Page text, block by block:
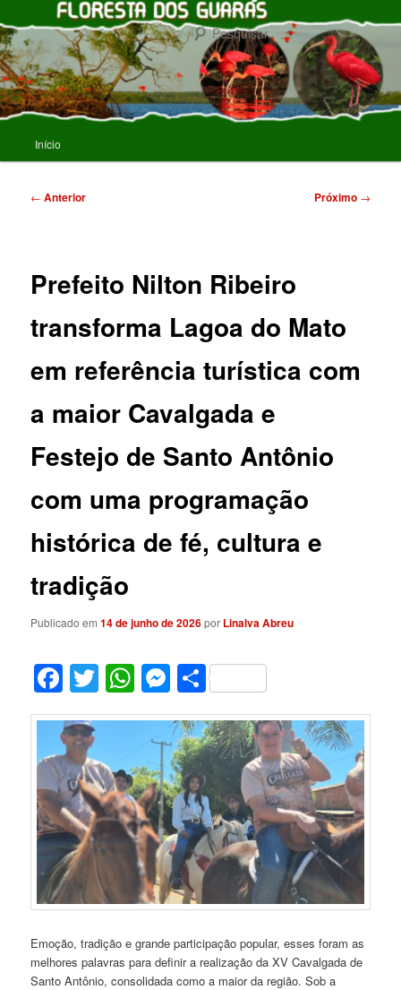
para
o
conteúdo
principalFLORESTA DOS GUARAS
principal
Início
Navegação
← Anterior Próximo →
Prefeito Nilton Ribeiro
transforma Lagoa do Mato
em referência turística com
a maior Cavalgada e
Festejo de Santo Antônio
com uma programação
histórica de fé, cultura e
tradição
Publicado em14 de junho de 2026por Linalva Abreu
Facebook
Twitter
WhatsApp
Messenger
Share
Emoção, tradição e grande participação popular, esses foram as
melhores palavras para definir a realização da XV Cavalgada de
Santo Antônio, consolidada como a maior da região. Sob a